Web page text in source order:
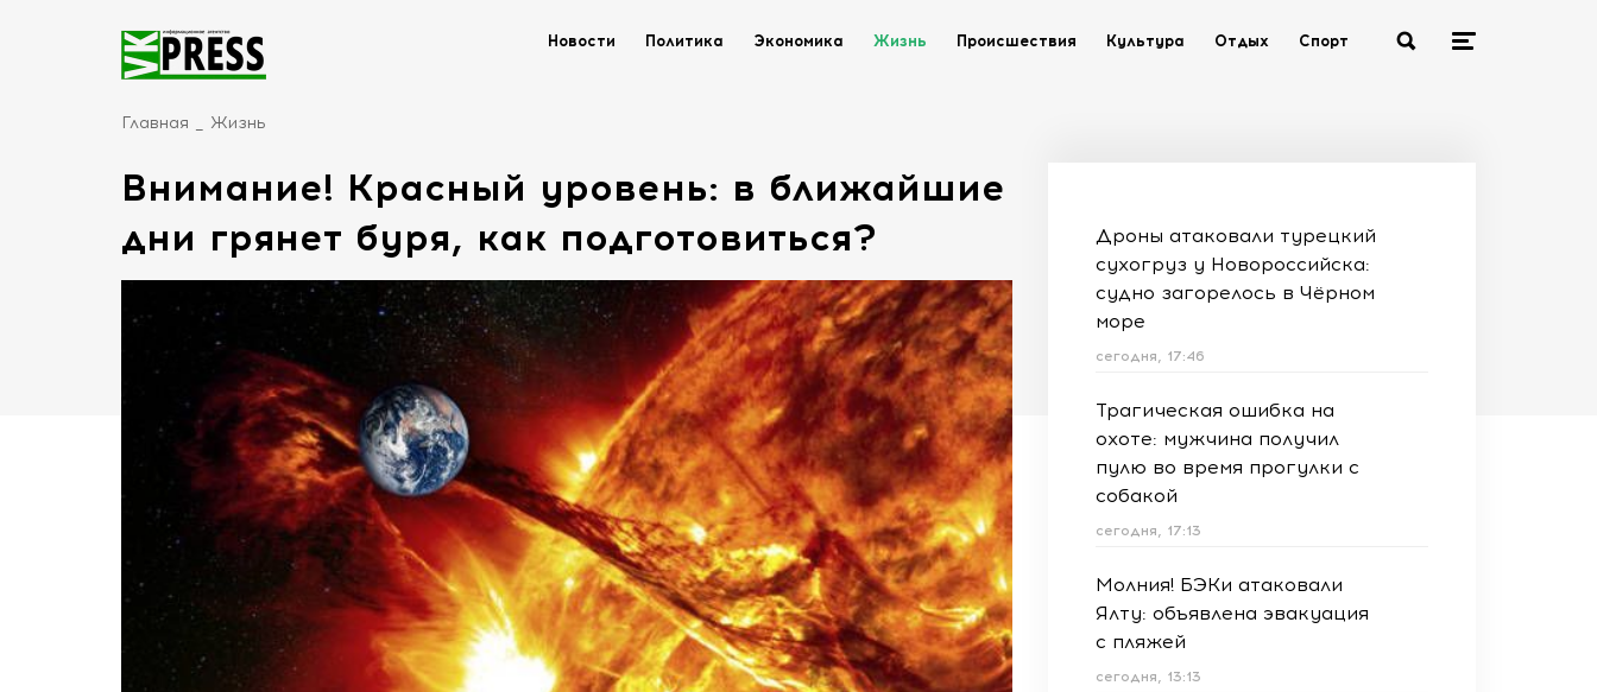
Новости Политика Экономика Жизнь Происшествия Культура Отдых Спорт
Главная Жизнь
Внимание! Красный уровень: в ближайшие
дни грянет буря, как подготовиться?
Дроны атаковали турецкий
сухогруз у Новороссийска:
судно загорелось в Чёрном
море
сегодня, 17:46
Трагическая ошибка на
охоте: мужчина получил
пулю во время прогулки с
собакой
сегодня, 17:13
Молния! БЭКи атаковали
Ялту: объявлена эвакуация
с пляжей
сегодня, 13:13